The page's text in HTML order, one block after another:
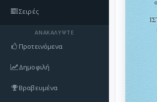
Σειρές
ΑΝΑΚΑΛΎΨΤΕ
Προτεινόμενα
Δημοφιλή
Βραβευμένα